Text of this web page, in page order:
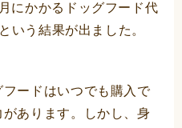
にかかるドッグフード代
いう結果が出ました。
ードはいつでも購入で
あります。しかし、身